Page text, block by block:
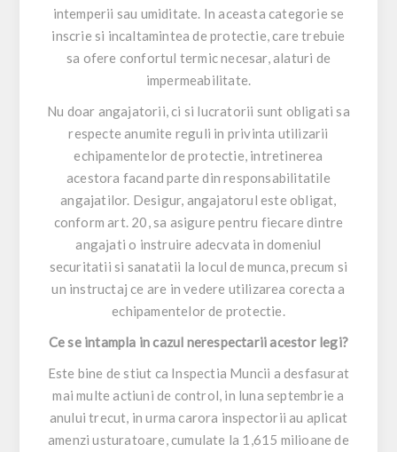
intemperii sau umiditate. In aceasta categorie se
inscrie si incaltamintea de protectie, care trebuie
sa ofere confortul termic necesar, alaturi de
impermeabilitate.
Nu doar angajatorii, ci si lucratorii sunt obligati sa
respecte anumite reguli in privinta utilizarii
echipamentelor de protectie, intretinerea
acestora facand parte din responsabilitatile
angajatilor. Desigur, angajatorul este obligat,
conform art. 20, sa asigure pentru fiecare dintre
angajati o instruire adecvata in domeniul
securitatii si sanatatii la locul de munca, precum si
un instructaj ce are in vedere utilizarea corecta a
echipamentelor de protectie.
Ce se intampla in cazul nerespectarii acestor legi?
Este bine de stiut ca Inspectia Muncii a desfasurat
mai multe actiuni de control, in luna septembrie a
anului trecut, in urma carora inspectorii au aplicat
amenzi usturatoare, cumulate la 1,615 milioane de